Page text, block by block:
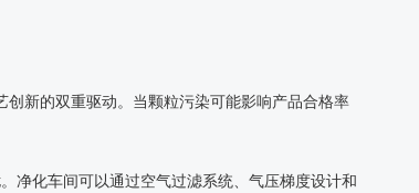
新的双重驱动。当颗粒污染可能影响产品合格率
净化车间可以通过空气过滤系统、气压梯度设计和